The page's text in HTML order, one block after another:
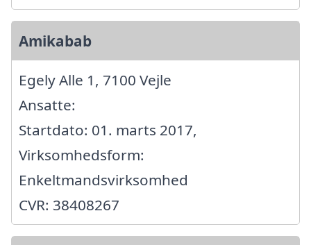
Amikabab
Egely Alle 1, 7100 Vejle
Ansatte:
Startdato: 01. marts 2017,
Virksomhedsform:
Enkeltmandsvirksomhed
CVR: 38408267